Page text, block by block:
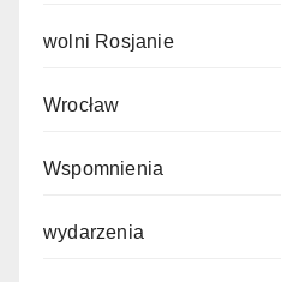
wolni Rosjanie
Wrocław
Wspomnienia
wydarzenia